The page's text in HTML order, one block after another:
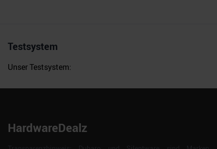
Testsystem
Unser Testsystem:
HardwareDealz